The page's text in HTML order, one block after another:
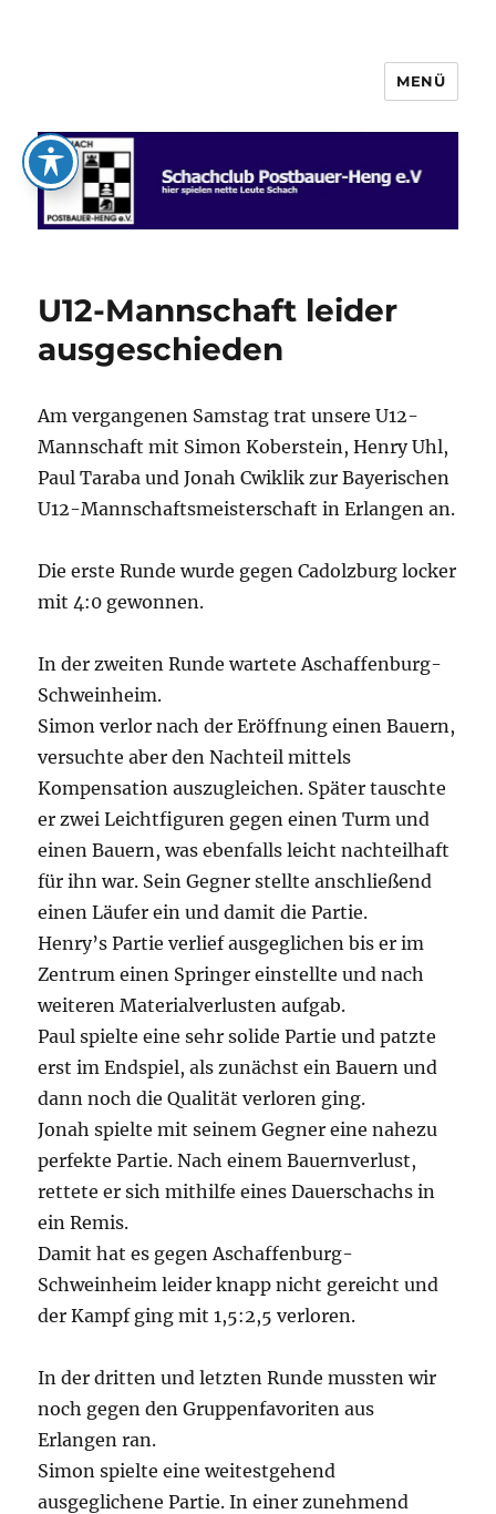
Schachclub Postbauer-Heng e.V.
MENÜ
U12-Mannschaft leider
ausgeschieden
Am vergangenen Samstag trat unsere U12-
Mannschaft mit Simon Koberstein, Henry Uhl,
Paul Taraba und Jonah Cwiklik zur Bayerischen
U12-Mannschaftsmeisterschaft in Erlangen an.
Die erste Runde wurde gegen Cadolzburg locker
mit 4:0 gewonnen.
In der zweiten Runde wartete Aschaffenburg-
Schweinheim.
Simon verlor nach der Eröffnung einen Bauern,
versuchte aber den Nachteil mittels
Kompensation auszugleichen. Später tauschte
er zwei Leichtfiguren gegen einen Turm und
einen Bauern, was ebenfalls leicht nachteilhaft
für ihn war. Sein Gegner stellte anschließend
einen Läufer ein und damit die Partie.
Henry’s Partie verlief ausgeglichen bis er im
Zentrum einen Springer einstellte und nach
weiteren Materialverlusten aufgab.
Paul spielte eine sehr solide Partie und patzte
erst im Endspiel, als zunächst ein Bauern und
dann noch die Qualität verloren ging.
Jonah spielte mit seinem Gegner eine nahezu
perfekte Partie. Nach einem Bauernverlust,
rettete er sich mithilfe eines Dauerschachs in
ein Remis.
Damit hat es gegen Aschaffenburg-
Schweinheim leider knapp nicht gereicht und
der Kampf ging mit 1,5:2,5 verloren.
In der dritten und letzten Runde mussten wir
noch gegen den Gruppenfavoriten aus
Erlangen ran.
Simon spielte eine weitestgehend
ausgeglichene Partie. In einer zunehmend